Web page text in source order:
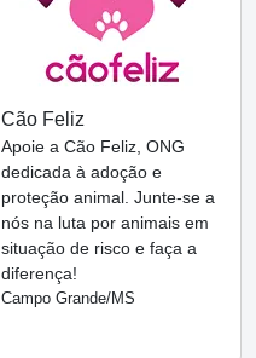
Cão Feliz
Apoie a Cão Feliz, ONG
dedicada à adoção e
proteção animal. Junte-se a
nós na luta por animais em
situação de risco e faça a
diferença!
Campo Grande/MS